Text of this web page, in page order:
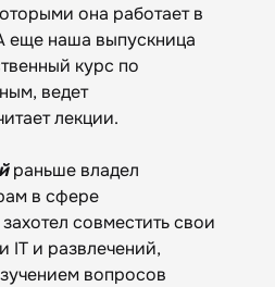
она работает в
еще наша выпускница
курс по
ведет
лекции.
раньше владел
в сфере
совместить свои
IT и развлечений,
вопросов